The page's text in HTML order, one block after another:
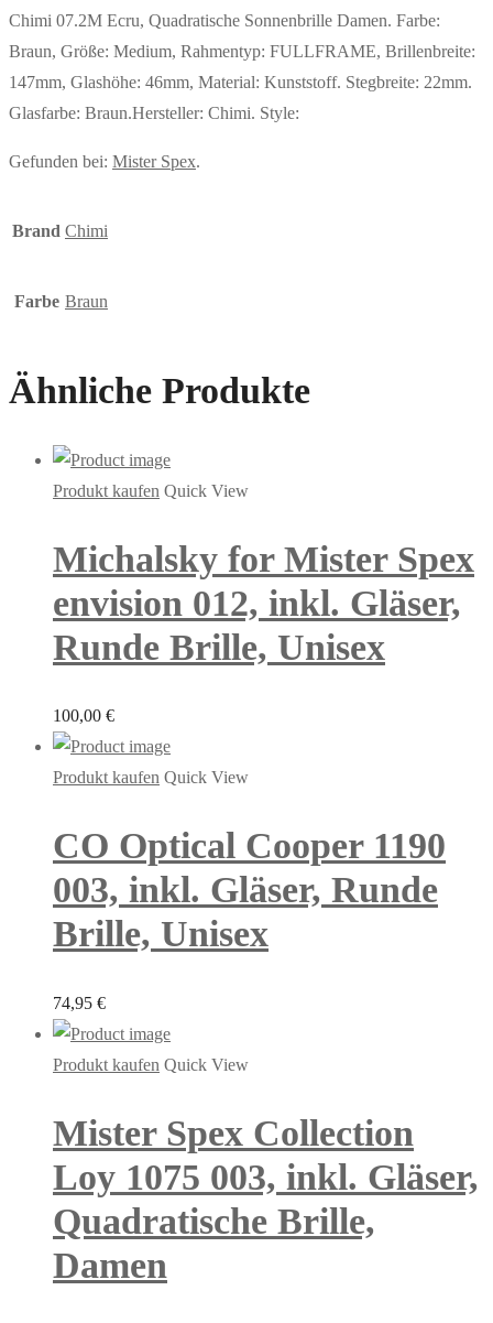
Chimi 07.2M Ecru, Quadratische Sonnenbrille Damen. Farbe:
Braun, Größe: Medium, Rahmentyp: FULLFRAME, Brillenbreite:
147mm, Glashöhe: 46mm, Material: Kunststoff. Stegbreite: 22mm.
Glasfarbe: Braun.Hersteller: Chimi. Style:
Gefunden bei: Mister Spex.
Brand Chimi
Farbe Braun
Ähnliche Produkte
Produkt kaufen Quick View
Michalsky for Mister Spex
envision 012, inkl. Gläser,
Runde Brille, Unisex
100,00 €
Produkt kaufen Quick View
CO Optical Cooper 1190
003, inkl. Gläser, Runde
Brille, Unisex
74,95 €
Produkt kaufen Quick View
Mister Spex Collection
Loy 1075 003, inkl. Gläser,
Quadratische Brille,
Damen